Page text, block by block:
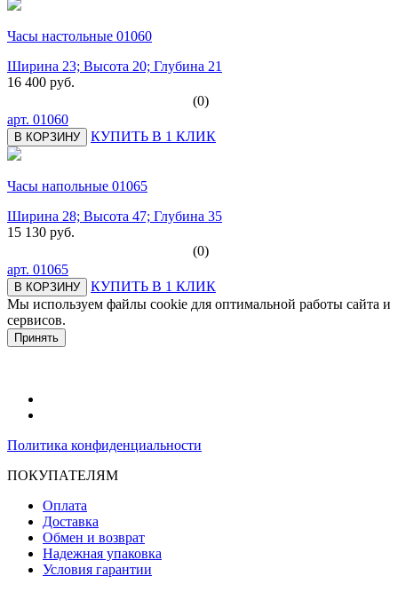
Часы настольные 01060
Ширина 23; Высота 20; Глубина 21
16 400 руб.
(0)
арт. 01060
В КОРЗИНУ КУПИТЬ В 1 КЛИК
Часы напольные 01065
Ширина 28; Высота 47; Глубина 35
15 130 руб.
(0)
арт. 01065
В КОРЗИНУ
КУПИТЬ В 1 КЛИК
Мы используем файлы cookie для оптимальной работы сайта и
сервисов.
Принять
Политика конфиденциальности
ПОКУПАТЕЛЯМ
Оплата
Доставка
Обмен и возврат
Надежная упаковка
Условия гарантии